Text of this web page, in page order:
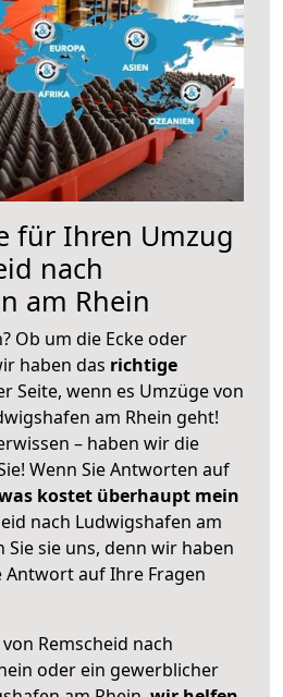
für Ihren Umzug
nach
am Rhein
Ob um die Ecke oder
haben das richtige
Seite, wenn es Umzüge von
am Rhein geht!
– haben wir die
Wenn Sie Antworten auf
kostet überhaupt mein
nach Ludwigshafen am
Sie sie uns, denn wir haben
Antwort auf Ihre Fragen
von Remscheid nach
oder ein gewerblicher